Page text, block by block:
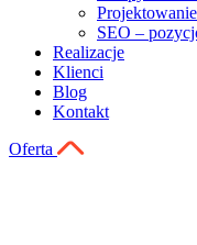
SEO –
Realizacje
Klienci
Blog
Kontakt
Oferta